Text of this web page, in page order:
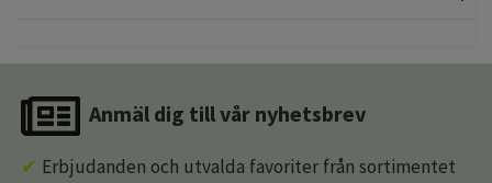
Anmäl dig till vår nyhetsbrev
✔ Erbjudanden och utvalda favoriter från sortimentet